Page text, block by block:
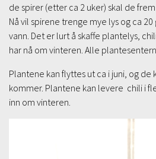
de spirer (etter ca 2 uker) skal de
Nå vil spirene trenge mye lys og ca
vann. Det er lurt å skaffe plantelys,
har nå om vinteren. Alle
Plantene kan flyttes ut ca i juni, og de
kommer. Plantene kan levere chili i
inn om vinteren.